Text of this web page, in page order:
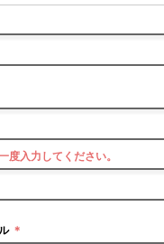
度入力してください。
＊